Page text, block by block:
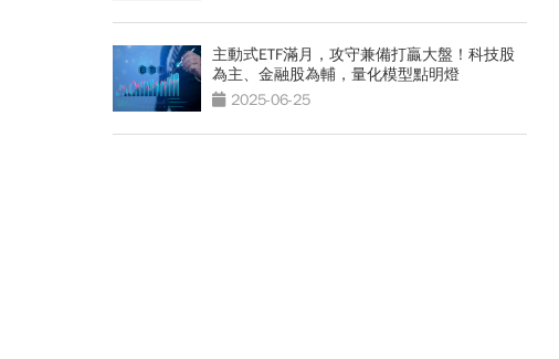
主動式ETF滿月，攻守兼備打贏大盤！科技股
為主、金融股為輔，量化模型點明燈
2025-06-25